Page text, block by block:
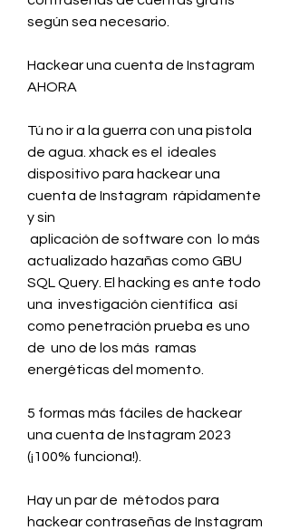
según sea necesario.
Hackear una cuenta de Instagram
AHORA
Tú no ir a la guerra con una pistola
de agua. xhack es el  ideales
dispositivo para hackear una
cuenta de Instagram  rápidamente
y sin
actualizado hazañas como GBU
SQL Query. El hacking es ante todo
una  investigación científica  así
como penetración prueba es uno
de  uno de los más  ramas
energéticas del momento.
5 formas más fáciles de hackear
una cuenta de Instagram 2023
(¡100% funciona!).
Hay un par de  métodos para
hackear contraseñas de Instagram